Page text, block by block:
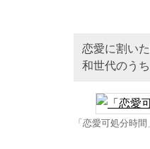
恋愛に割い
和世代のう
「恋愛可処分時